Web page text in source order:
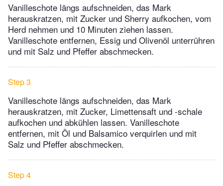
Vanilleschote längs aufschneiden, das Mark
herauskratzen, mit Zucker und Sherry aufkochen, vom
Herd nehmen und 10 Minuten ziehen lassen.
Vanilleschote entfernen, Essig und Olivenöl unterrühren
und mit Salz und Pfeffer abschmecken.
Step 3
Vanilleschote längs aufschneiden, das Mark
herauskratzen, mit Zucker, Limettensaft und -schale
aufkochen und abkühlen lassen. Vanilleschote
entfernen, mit Öl und Balsamico verquirlen und mit
Salz und Pfeffer abschmecken.
Step 4